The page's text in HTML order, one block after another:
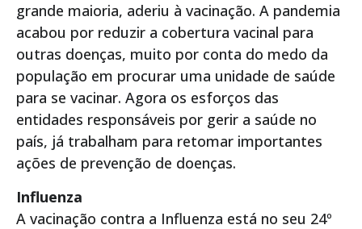
grande maioria, aderiu à vacinação. A pandemia
acabou por reduzir a cobertura vacinal para
outras doenças, muito por conta do medo da
população em procurar uma unidade de saúde
para se vacinar. Agora os esforços das
entidades responsáveis por gerir a saúde no
país, já trabalham para retomar importantes
ações de prevenção de doenças.
Influenza
A vacinação contra a Influenza está no seu 24º